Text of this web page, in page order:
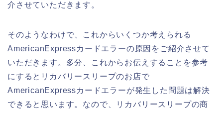
介させていただきます。
そのようなわけで、これからいくつか考えられる
AmericanExpressカードエラーの原因をご紹介させて
いただきます。多分、これからお伝えすることを参考
にするとリカバリースリープのお店で
AmericanExpressカードエラーが発生した問題は解決
できると思います。なので、リカバリースリープの商